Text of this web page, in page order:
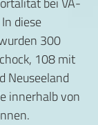
diese
300
108 mit
Neuseeland
innerhalb von